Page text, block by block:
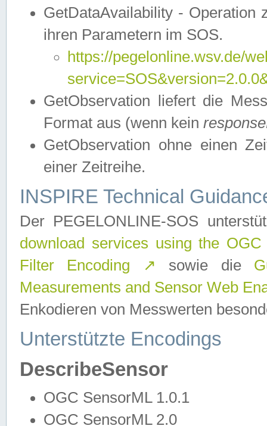
GetDataAvailability - Operation
ihren Parametern im SOS.
https://pegelonline.wsv.de/
GetObservation liefert die
Format aus (wenn kein
GetObservation ohne einen
einer Zeitreihe.
INSPIRE Technical
Der PEGELONLINE-SOS
download services using the
Filter Encoding
↗ sowie die
Measurements and Sensor Web
Enkodieren von Messwerten
Unterstützte Encodings
DescribeSensor
OGC SensorML 1.0.1
OGC SensorML 2.0